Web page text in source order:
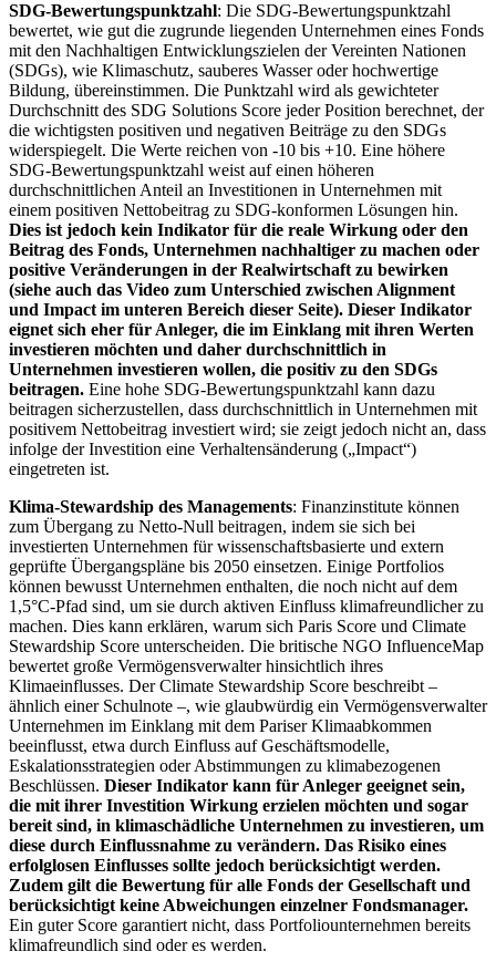
SDG-Bewertungspunktzahl: Die SDG-Bewertungspunktzahl
bewertet, wie gut die zugrunde liegenden Unternehmen eines Fonds
mit den Nachhaltigen Entwicklungszielen der Vereinten Nationen
(SDGs), wie Klimaschutz, sauberes Wasser oder hochwertige
Bildung, übereinstimmen. Die Punktzahl wird als gewichteter
Durchschnitt des SDG Solutions Score jeder Position berechnet, der
die wichtigsten positiven und negativen Beiträge zu den SDGs
widerspiegelt. Die Werte reichen von -10 bis +10. Eine höhere
SDG-Bewertungspunktzahl weist auf einen höheren
durchschnittlichen Anteil an Investitionen in Unternehmen mit
einem positiven Nettobeitrag zu SDG-konformen Lösungen hin.
Dies ist jedoch kein Indikator für die reale Wirkung oder den
Beitrag des Fonds, Unternehmen nachhaltiger zu machen oder
positive Veränderungen in der Realwirtschaft zu bewirken
(siehe auch das Video zum Unterschied zwischen Alignment
und Impact im unteren Bereich dieser Seite). Dieser Indikator
eignet sich eher für Anleger, die im Einklang mit ihren Werten
investieren möchten und daher durchschnittlich in
Unternehmen investieren wollen, die positiv zu den SDGs
beitragen. Eine hohe SDG-Bewertungspunktzahl kann dazu
beitragen sicherzustellen, dass durchschnittlich in Unternehmen mit
positivem Nettobeitrag investiert wird; sie zeigt jedoch nicht an, dass
infolge der Investition eine Verhaltensänderung („Impact“)
eingetreten ist.
Klima-Stewardship des Managements: Finanzinstitute können
zum Übergang zu Netto-Null beitragen, indem sie sich bei
investierten Unternehmen für wissenschaftsbasierte und extern
geprüfte Übergangspläne bis 2050 einsetzen. Einige Portfolios
können bewusst Unternehmen enthalten, die noch nicht auf dem
1,5°C-Pfad sind, um sie durch aktiven Einfluss klimafreundlicher zu
machen. Dies kann erklären, warum sich Paris Score und Climate
Stewardship Score unterscheiden. Die britische NGO InfluenceMap
bewertet große Vermögensverwalter hinsichtlich ihres
Klimaeinflusses. Der Climate Stewardship Score beschreibt –
ähnlich einer Schulnote –, wie glaubwürdig ein Vermögensverwalter
Unternehmen im Einklang mit dem Pariser Klimaabkommen
beeinflusst, etwa durch Einfluss auf Geschäftsmodelle,
Eskalationsstrategien oder Abstimmungen zu klimabezogenen
Beschlüssen. Dieser Indikator kann für Anleger geeignet sein,
die mit ihrer Investition Wirkung erzielen möchten und sogar
bereit sind, in klimaschädliche Unternehmen zu investieren, um
diese durch Einflussnahme zu verändern. Das Risiko eines
erfolglosen Einflusses sollte jedoch berücksichtigt werden.
Zudem gilt die Bewertung für alle Fonds der Gesellschaft und
berücksichtigt keine Abweichungen einzelner Fondsmanager.
Ein guter Score garantiert nicht, dass Portfoliounternehmen bereits
klimafreundlich sind oder es werden.